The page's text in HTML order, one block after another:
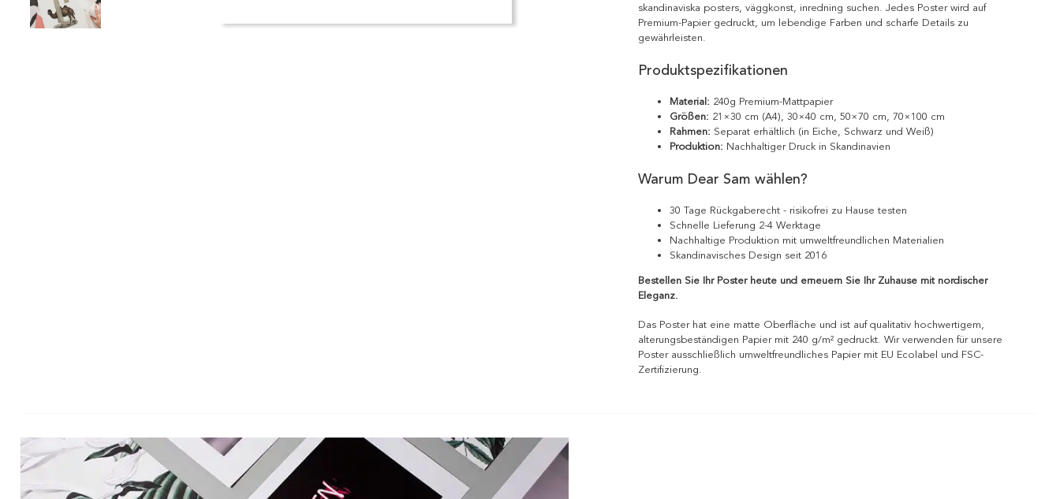
skandinaviska posters, väggkonst, inredning suchen. Jedes Poster wird auf
Premium-Papier gedruckt, um lebendige Farben und scharfe Details zu
gewährleisten.
Produktspezifikationen
Material: 240g Premium-Mattpapier
Größen: 21×30 cm (A4), 30×40 cm, 50×70 cm, 70×100 cm
Rahmen: Separat erhältlich (in Eiche, Schwarz und Weiß)
Produktion: Nachhaltiger Druck in Skandinavien
Warum Dear Sam wählen?
30 Tage Rückgaberecht - risikofrei zu Hause testen
Schnelle Lieferung 2-4 Werktage
Nachhaltige Produktion mit umweltfreundlichen Materialien
Skandinavisches Design seit 2016
Bestellen Sie Ihr Poster heute und erneuern Sie Ihr Zuhause mit nordischer
Eleganz.
Das Poster hat eine matte Oberfläche und ist auf qualitativ hochwertigem,
alterungsbeständigen Papier mit 240 g/m² gedruckt. Wir verwenden für unsere
Poster ausschließlich umweltfreundliches Papier mit EU Ecolabel und FSC-
Zertifizierung.